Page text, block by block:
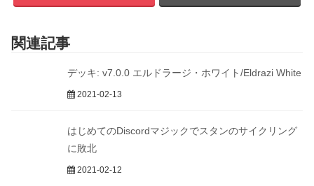
関連記事
デッキ: v7.0.0 エルドラージ・ホワイト/Eldrazi White
2021-02-13
はじめてのDiscordマジックでスタンのサイクリング
に敗北
2021-02-12